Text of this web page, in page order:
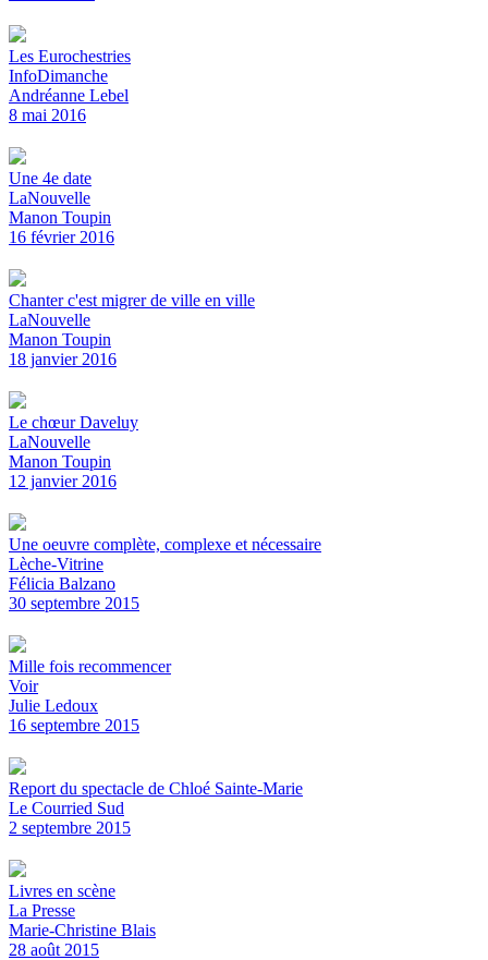
Les Eurochestries
InfoDimanche
Andréanne Lebel
8 mai 2016
Une 4e date
LaNouvelle
Manon Toupin
16 février 2016
Chanter c'est migrer de ville en ville
LaNouvelle
Manon Toupin
18 janvier 2016
Le chœur Daveluy
LaNouvelle
Manon Toupin
12 janvier 2016
Une oeuvre complète, complexe et nécessaire
Lèche-Vitrine
Félicia Balzano
30 septembre 2015
Mille fois recommencer
Voir
Julie Ledoux
16 septembre 2015
Report du spectacle de Chloé Sainte-Marie
Le Courried Sud
2 septembre 2015
Livres en scène
La Presse
Marie-Christine Blais
28 août 2015